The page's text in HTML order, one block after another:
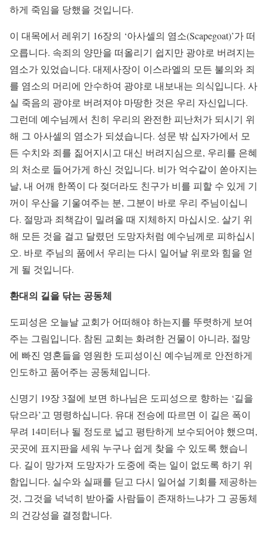
하게 죽임을 당했을 것입니다.
이 대목에서 레위기 16장의 ‘아사셀의 염소(Scapegoat)’가 떠
오릅니다. 속죄의 양만을 떠올리기 쉽지만 광야로 버려지는
염소가 있었습니다. 대제사장이 이스라엘의 모든 불의와 죄
를 염소의 머리에 안수하여 광야로 내보내는 의식입니다. 사
실 죽음의 광야로 버려져야 마땅한 것은 우리 자신입니다.
그런데 예수님께서 친히 우리의 완전한 피난처가 되시기 위
해 그 아사셀의 염소가 되셨습니다. 성문 밖 십자가에서 모
든 수치와 죄를 짊어지시고 대신 버려지심으로, 우리를 은혜
의 처소로 들어가게 하신 것입니다. 비가 억수같이 쏟아지는
날, 내 어깨 한쪽이 다 젖더라도 친구가 비를 피할 수 있게 기
꺼이 우산을 기울여주는 분, 그분이 바로 우리 주님이십니
다. 절망과 죄책감이 밀려올 때 지체하지 마십시오. 살기 위
해 모든 것을 걸고 달렸던 도망자처럼 예수님께로 피하십시
오. 바로 주님의 품에서 우리는 다시 일어날 위로와 힘을 얻
게 될 것입니다.
환대의 길을 닦는 공동체
도피성은 오늘날 교회가 어떠해야 하는지를 뚜렷하게 보여
주는 그림입니다. 참된 교회는 화려한 건물이 아니라, 절망
에 빠진 영혼들을 영원한 도피성이신 예수님께로 안전하게
인도하고 품어주는 공동체입니다.
신명기 19장 3절에 보면 하나님은 도피성으로 향하는 ‘길을
닦으라’고 명령하십니다. 유대 전승에 따르면 이 길은 폭이
무려 14미터나 될 정도로 넓고 평탄하게 보수되어야 했으며,
곳곳에 표지판을 세워 누구나 쉽게 찾을 수 있도록 했습니
다. 길이 망가져 도망자가 도중에 죽는 일이 없도록 하기 위
함입니다. 실수와 실패를 딛고 다시 일어설 기회를 제공하는
것, 그것을 넉넉히 받아줄 사람들이 존재하느냐가 그 공동체
의 건강성을 결정합니다.